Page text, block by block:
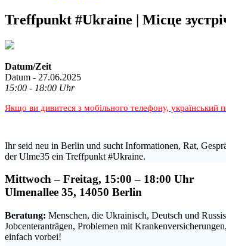
Treffpunkt #Ukraine | Місце
Datum/Zeit
Datum - 27.06.2025
15:00 - 18:00 Uhr
Якщо ви дивитеся з мобільного телефону, український
Ihr seid neu in Berlin und sucht Informationen, Rat,
der Ulme35 ein Treffpunkt #Ukraine.
Mittwoch – Freitag, 15:00 – 18:00 Uhr
Ulmenallee 35, 14050 Berlin
Beratung: Menschen, die Ukrainisch, Deutsch und
Jobcenteranträgen, Problemen mit
einfach vorbei!